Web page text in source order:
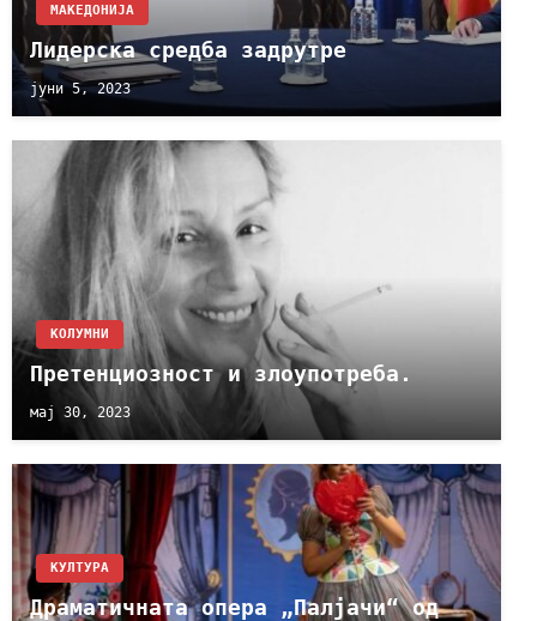
МАКЕДОНИЈА
Лидерска средба задрутре
јуни 5, 2023
KОЛУМНИ
Претенциозност и злоупотреба.
мај 30, 2023
КУЛТУРА
Драматичната опера „Палјачи“ од